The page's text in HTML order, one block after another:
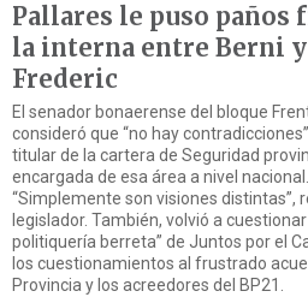
Pallares le puso paños
la interna entre Berni y
Frederic
El senador bonaerense del bloque
consideró que “no hay
titular de la cartera de Seguridad
encargada de esa área a nivel nacional.
“Simplemente son visiones distintas”,
legislador. También, volvió a cuestionar
politiquería berreta” de Juntos por el
los cuestionamientos al frustrado
Provincia y los acreedores del BP21.